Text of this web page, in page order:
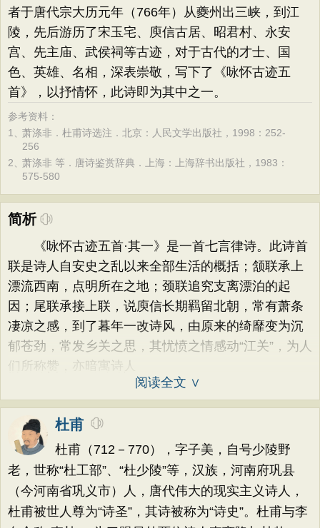
者于唐代宗大历元年（766年）从夔州出三峡，到江
陵，先后游历了宋玉宅、庾信古居、昭君村、永安
宫、先主庙、武侯祠等古迹，对于古代的才士、国
色、英雄、名相，深表崇敬，写下了《咏怀古迹五
首》，以抒情怀，此诗即为其中之一。
参考资料：
1、萧涤非．杜甫诗选注．北京：人民文学出版社，1998：252-
256
2、萧涤非 等．唐诗鉴赏辞典．上海：上海辞书出版社，1983：
575-580
简析
《咏怀古迹五首·其一》是一首七言律诗。此诗首
联是诗人自安史之乱以来全部生活的概括；颔联承上
漂流西南，点明所在之地；颈联追究支离漂泊的起
因；尾联承接上联，说庾信长期羁留北朝，常有萧条
凄凉之感，到了暮年一改诗风，由原来的绮靡变为沉
郁苍劲，常发乡关之思，其忧愤之情感动“江关”，为人
们所称赞，亦暗寓诗人
阅读全文 ∨
杜甫
杜甫（712－770），字子美，自号少陵野
老，世称“杜工部”、“杜少陵”等，汉族，河南府巩县
（今河南省巩义市）人，唐代伟大的现实主义诗人，
杜甫被世人尊为“诗圣”，其诗被称为“诗史”。杜甫与李